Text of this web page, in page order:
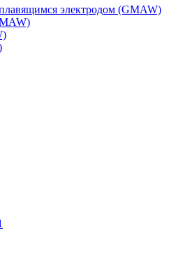
электродом (GMAW)